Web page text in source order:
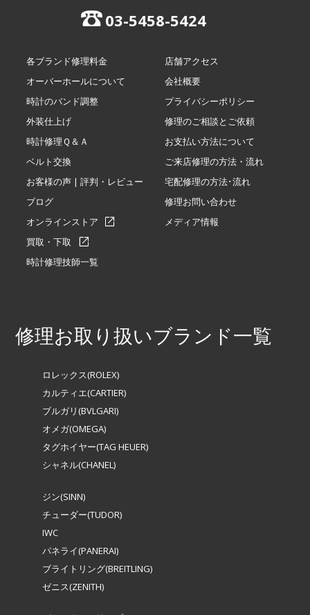
03-5458-5424
各ブランド修理料金
オーバーホールについて
時計のバンド調整
外装仕上げ
時計修理Ｑ＆Ａ
ベルト交換
お客様の声 | 評判・レビュー
ブログ
オンラインストア
買取・下取
時計修理技師一覧
店舗アクセス
会社概要
プライバシーポリシー
修理のご相談とご依頼
お支払い方法について
ご来店修理の方法・流れ
宅配修理の方法･流れ
修理お問い合わせ
メディア情報
修理お取り扱いブランド一覧
ロレックス(ROLEX)
カルティエ(CARTIER)
ブルガリ(BVLGARI)
オメガ(OMEGA)
タグホイヤー(TAG HEUER)
シャネル(CHANEL)
ジン(SINN)
チューダー(TUDOR)
IWC
パネライ(PANERAI)
ブライトリング(BREITLING)
ゼニス(ZENITH)